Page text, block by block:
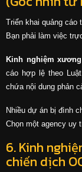
Triển khai quảng cáo
Bạn phải làm việc
Kinh nghiệm
cáo hợp lệ theo
chứa nội dung phản
Nhiều dự án bị đình
Chọn một agency uy
6. Kinh
chiến dịch